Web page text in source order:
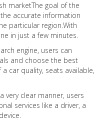
marketThe goal of the
accurate information
particular region.With
in just a few minutes.
engine, users can
and choose the best
car quality, seats available,
very clear manner, users
services like a driver, a